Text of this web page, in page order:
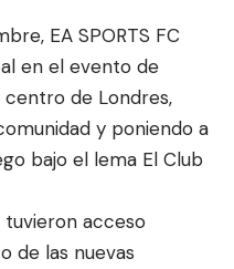
EA SPORTS FC
en el evento de
centro de Londres,
y poniendo a
bajo el lema El Club
acceso
de las nuevas